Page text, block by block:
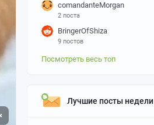
comandanteMorgan
2 поста
BringerOfShiza
9 постов
Посмотреть весь топ
Лучшие посты недели